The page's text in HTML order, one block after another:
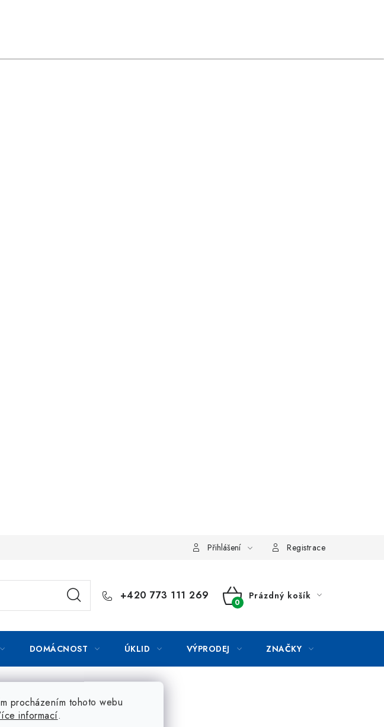
procházením tohoto webu
informací.
Přihlášení Registrace
+420 773 111 269
NÁKUPNÍ
Prázdný košík
DOMÁCNOST ÚKLID VÝPRODEJ ZNAČKY